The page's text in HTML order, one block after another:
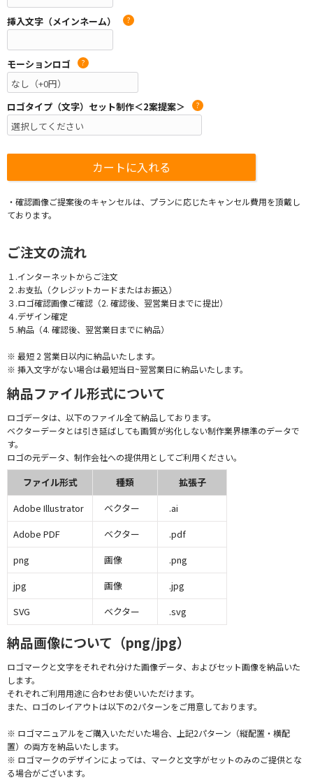
挿入文字（メインネーム） ?
モーションロゴ ?
ロゴタイプ（文字）セット制作＜2案提案＞ ?
・確認画像ご提案後のキャンセルは、プランに応じたキャンセル費用を頂戴し
ております。
ご注文の流れ
１.インターネットからご注文
２.お支払（クレジットカードまたはお振込）
３.ロゴ確認画像ご確認（2. 確認後、翌営業日までに提出）
４.デザイン確定
５.納品（4. 確認後、翌営業日までに納品）
※ 最短 2 営業日以内に納品いたします。
※ 挿入文字がない場合は最短当日~翌営業日に納品いたします。
納品ファイル形式について
ロゴデータは、以下のファイル全て納品しております。
ベクターデータとは引き延ばしても画質が劣化しない制作業界標準のデータで
す。
ロゴの元データ、制作会社への提供用としてご利用ください。
ファイル形式 種類
拡張子
Adobe Illustrator
ベクター
.ai
Adobe PDF
ベクター
.pdf
png
画像
.png
jpg
画像
.jpg
SVG
ベクター .svg
納品画像について（png/jpg）
ロゴマークと文字をそれぞれ分けた画像データ、およびセット画像を納品いた
します。
それぞれご利用用途に合わせお使いいただけます。
また、ロゴのレイアウトは以下の2パターンをご用意しております。
※ ロゴマニュアルをご購入いただいた場合、上記2パターン（縦配置・横配
置）の両方を納品いたします。
※ ロゴマークのデザインによっては、マークと文字がセットのみのご提供とな
る場合がございます。